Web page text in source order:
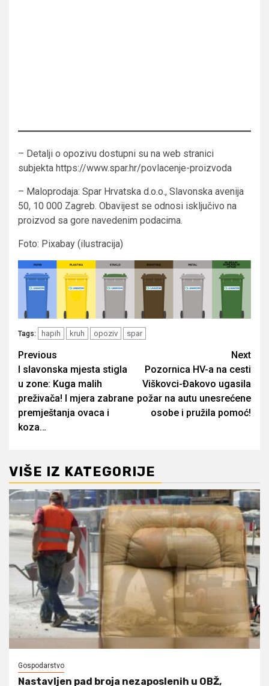
– Detalji o opozivu dostupni su na web stranici
subjekta https://www.spar.hr/povlacenje-proizvoda
– Maloprodaja: Spar Hrvatska d.o.o., Slavonska avenija
50, 10 000 Zagreb. Obavijest se odnosi isključivo na
proizvod sa gore navedenim podacima.
Foto: Pixabay (ilustracija)
Tags: hapih kruh opoziv spar
Post
navigation
Previous
I slavonska mjesta stigla
u zone: Kuga malih
preživača! I mjera zabrane
premještanja ovaca i
koza…
Next
Pozornica HV-a na cesti
Viškovci-Đakovo ugasila
požar na autu unesrećene
osobe i pružila pomoć!
VIŠE IZ KATEGORIJE
Gospodarstvo
Nastavljen pad broja nezaposlenih u OBŽ,